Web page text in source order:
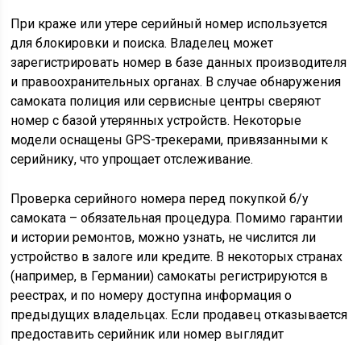
При краже или утере серийный номер используется
для блокировки и поиска. Владелец может
зарегистрировать номер в базе данных производителя
и правоохранительных органах. В случае обнаружения
самоката полиция или сервисные центры сверяют
номер с базой утерянных устройств. Некоторые
модели оснащены GPS-трекерами, привязанными к
серийнику, что упрощает отслеживание.
Проверка серийного номера перед покупкой б/у
самоката – обязательная процедура. Помимо гарантии
и истории ремонтов, можно узнать, не числится ли
устройство в залоге или кредите. В некоторых странах
(например, в Германии) самокаты регистрируются в
реестрах, и по номеру доступна информация о
предыдущих владельцах. Если продавец отказывается
предоставить серийник или номер выглядит